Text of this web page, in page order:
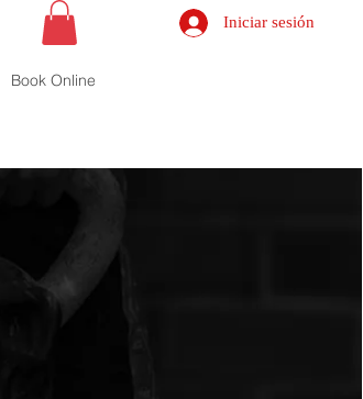
Iniciar sesión
Book Online